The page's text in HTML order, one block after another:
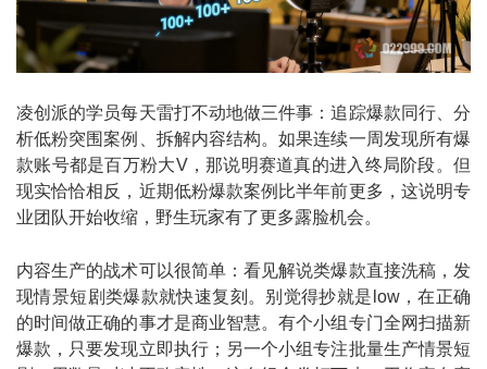
凌创派的学员每天雷打不动地做三件事：追踪爆款同行、分
析低粉突围案例、拆解内容结构。如果连续一周发现所有爆
款账号都是百万粉大V，那说明赛道真的进入终局阶段。但
现实恰恰相反，近期低粉爆款案例比半年前更多，这说明专
业团队开始收缩，野生玩家有了更多露脸机会。
内容生产的战术可以很简单：看见解说类爆款直接洗稿，发
现情景短剧类爆款就快速复刻。别觉得抄就是low，在正确
的时间做正确的事才是商业智慧。有个小组专门全网扫描新
爆款，只要发现立即执行；另一个小组专注批量生产情景短